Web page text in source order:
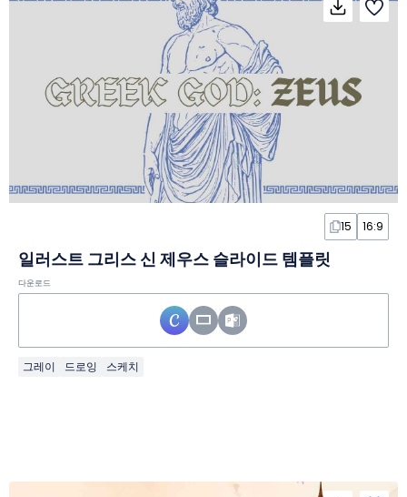
15 16:9
일러스트 그리스 신 제우스 슬라이드 템플릿
다운로드
그레이 드로잉 스케치